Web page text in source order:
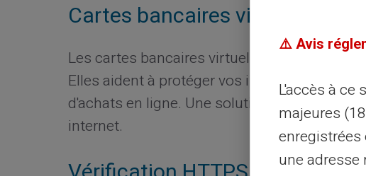
Cartes bancaires virtuelles
Les cartes bancaires virtuelles sont des
Elles aident à protéger vos informations
d'achats en ligne. Une solution qui renforce
internet.
⚠️ Avis
L'accès à ce
majeures
enregistrées
une